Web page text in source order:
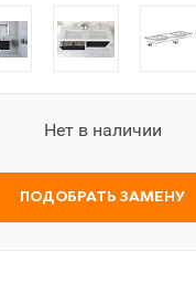
Нет в наличии
ПОДОБРАТЬ ЗАМЕНУ